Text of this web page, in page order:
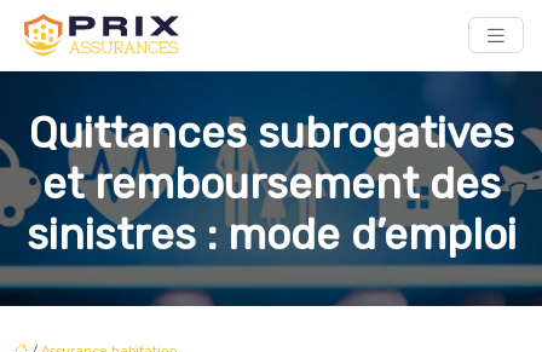
Quittances subrogatives
et remboursement des
sinistres : mode d’emploi